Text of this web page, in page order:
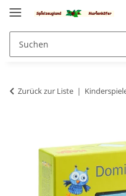
Zurück zur Liste